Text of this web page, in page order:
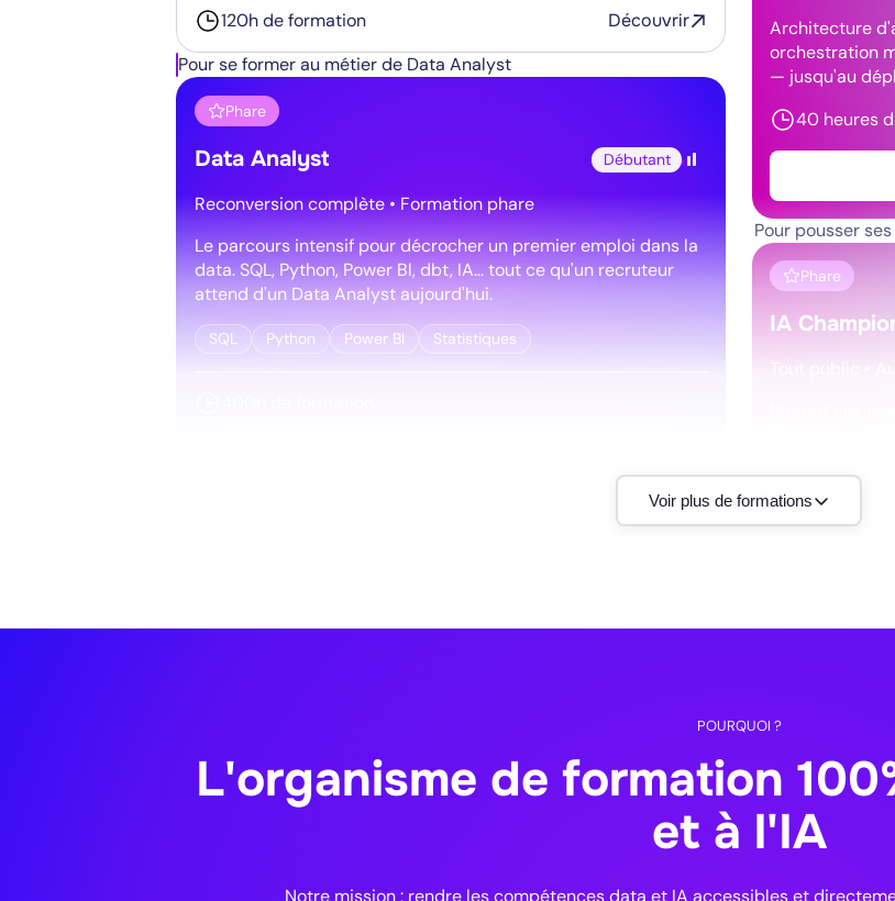
120h de formation
Découvrir
Pour se former au métier de Data Analyst
Phare
Data Analyst Débutant
Reconversion complète • Formation phare
Le parcours intensif pour décrocher un premier emploi dans la
data. SQL, Python, Power Bl, dbt, IA... tout ce qu'un recruteur
attend d'un Data Analyst aujourd'hui.
SQL Python Power BI Statistiques
Pour pousser encore plus vos connaissance en data
Intermédiaire
Architecture
orchestration
— jusqu'au
40 heures
Pour pousser
Phare
IA
Tout public •
ChatGPT
AI Agent
Agents
Construisez
Voir plus de formations
POURQUOI ?
L'organisme de formation
et à l'IA